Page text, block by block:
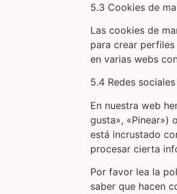
5.3 Cookies de
Las cookies de
para crear
en varias webs
5.4 Redes sociales
En nuestra web
gusta», «Pinear»)
está incrustado
procesar cierta
Por favor lea la
saber que hacen